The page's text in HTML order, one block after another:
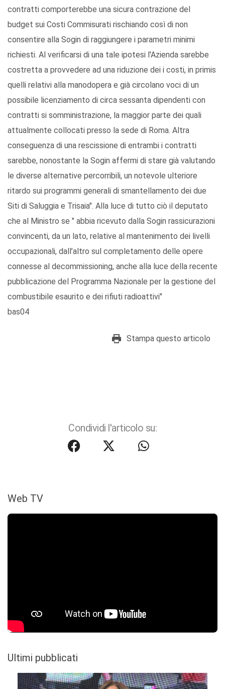
contratti comporterebbe una sicura contrazione del
budget sui Costi Commisurati rischiando così di non
consentire alla Sogin di raggiungere i parametri minimi
richiesti. Al verificarsi di una tale ipotesi l'Azienda sarebbe
costretta a provvedere ad una riduzione dei i costi, in primis
quelli relativi alla manodopera e già circolano voci di un
possibile licenziamento di circa sessanta dipendenti con
contratti si somministrazione, la maggior parte dei quali
attualmente collocati presso la sede di Roma. Altra
conseguenza di una rescissione di entrambi i contratti
sarebbe, nonostante la Sogin affermi di stare già valutando
le diverse alternative percorribili, un notevole ulteriore
ritardo sui programmi generali di smantellamento dei due
Siti di Saluggia e Trisaia". Alla luce di tutto ciò il deputato
che al Ministro se " abbia ricevuto dalla Sogin rassicurazioni
convincenti, da un lato, relative al mantenimento dei livelli
occupazionali, dall’altro sul completamento delle opere
connesse al decommissioning, anche alla luce della recente
pubblicazione del Programma Nazionale per la gestione del
combustibile esaurito e dei rifiuti radioattivi"
bas04
Stampa questo articolo
Condividi l'articolo su:
Web TV
Ultimi pubblicati